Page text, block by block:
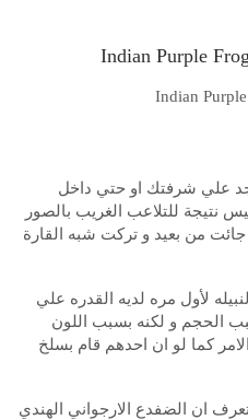
علي شرفتك او حتي داخل
نتيجة للتلاعب الغريب بالصور
من بعيد و تركت شبه القارة
لأول مره لديه القدره علي
الحجم و لكنه بسبب اللون
كما لو ان احدهم قام بسلخ
ان الضفدع الارجواني الهندي